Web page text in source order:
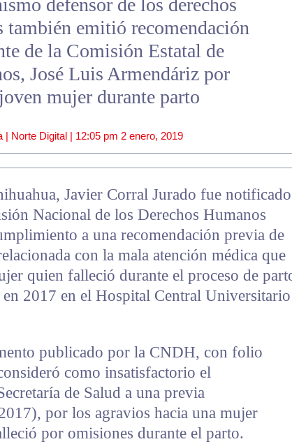
también emitió recomendación
de la Comisión Estatal de
José Luis Armendáriz por
mujer durante parto
| Norte Digital | 12:05 pm 2 enero, 2019
Javier Corral Jurado fue notificado
Nacional de los Derechos Humanos
a una recomendación previa de
con la mala atención médica que
quien falleció durante el proceso de
2017 en el Hospital Central Universitario
publicado por la CNDH, con folio
como insatisfactorio el
de Salud a una previa
por los agravios hacia una mujer
por omisiones durante el parto.